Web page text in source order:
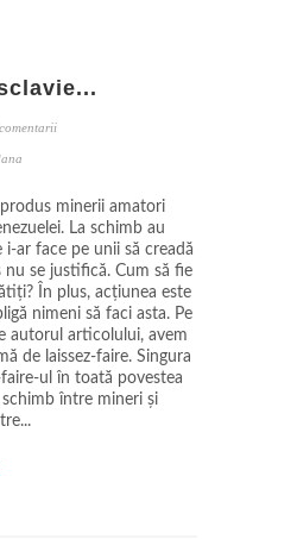
minerii amatori
La schimb au
i-ar face pe unii să creadă
se justifică. Cum să fie
În plus, acțiunea este
nimeni să faci asta. Pe
autorul articolului, avem
de laissez-faire. Singura
faire-ul în toată povestea
între mineri și